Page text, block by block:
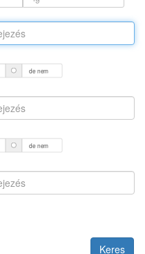
de nem
de nem